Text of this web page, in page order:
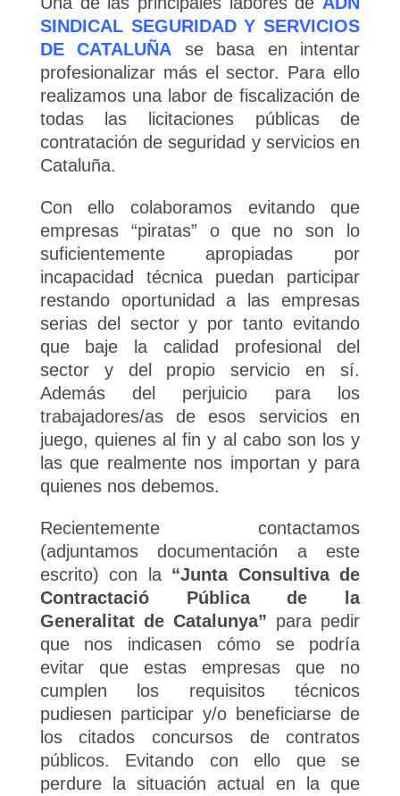
SINDICAL SEGURIDAD Y SERVICIOS
DE CATALUÑA se basa en intentar
profesionalizar más el sector. Para ello
realizamos una labor de fiscalización de
todas las licitaciones públicas de
contratación de seguridad y servicios en
Cataluña.
Con ello colaboramos evitando que
empresas “piratas” o que no son lo
suficientemente apropiadas por
incapacidad técnica puedan participar
restando oportunidad a las empresas
serias del sector y por tanto evitando
que baje la calidad profesional del
sector y del propio servicio en sí.
Además del perjuicio para los
trabajadores/as de esos servicios en
juego, quienes al fin y al cabo son los y
las que realmente nos importan y para
quienes nos debemos.
Recientemente contactamos
(adjuntamos documentación a este
escrito) con la “Junta Consultiva de
Contractació Pública de la
Generalitat de Catalunya” para pedir
que nos indicasen cómo se podría
evitar que estas empresas que no
cumplen los requisitos técnicos
pudiesen participar y/o beneficiarse de
los citados concursos de contratos
públicos. Evitando con ello que se
perdure la situación actual en la que